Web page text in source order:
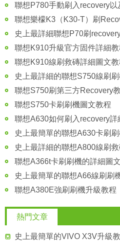
聯想P780手動刷入recovery以
史上最詳細聯想P70刷
聯想K910升級官方固件詳細教
聯想K910線刷救磚詳細圖文教
史上最詳細的聯想S750線刷
聯想S750刷第三方Recovery
聯想S750卡刷刷機圖文教程
聯想A630如何刷入recovery詳
史上最簡單的聯想A630卡刷
史上最詳細的聯想A800線刷
聯想A366t卡刷刷機的詳細圖
史上最簡單的聯想A66線刷刷
聯想A380E強刷刷機升級教程
熱門文章
史上最簡單的VIVO X3V升級